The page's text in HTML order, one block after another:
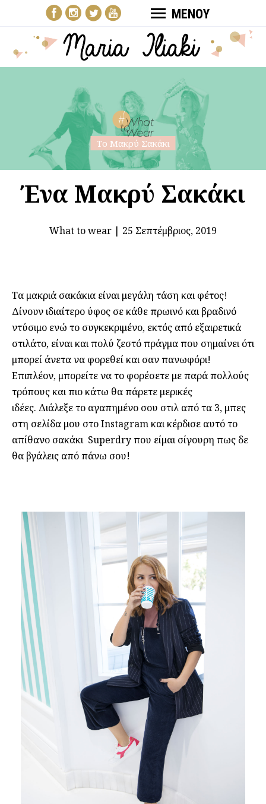
ΜΕΝΟΥ
Το Μακρύ Σακάκι
Ένα Μακρύ Σακάκι
What to wear | 25 Σεπτέμβριος, 2019
Τα μακριά σακάκια είναι μεγάλη τάση και φέτος!
Δίνουν ιδιαίτερο ύφος σε κάθε πρωινό και βραδινό
ντύσιμο ενώ το συγκεκριμένο, εκτός από εξαιρετικά
στιλάτο, είναι και πολύ ζεστό πράγμα που σημαίνει ότι
μπορεί άνετα να φορεθεί και σαν πανωφόρι!
Επιπλέον, μπορείτε να το φορέσετε με παρά πολλούς
τρόπους και πιο κάτω θα πάρετε μερικές
ιδέες. Διάλεξε το αγαπημένο σου στιλ από τα 3, μπες
στη σελίδα μου στο Instagram και κέρδισε αυτό το
απίθανο σακάκι Superdry που είμαι σίγουρη πως δε
θα βγάλεις από πάνω σου!